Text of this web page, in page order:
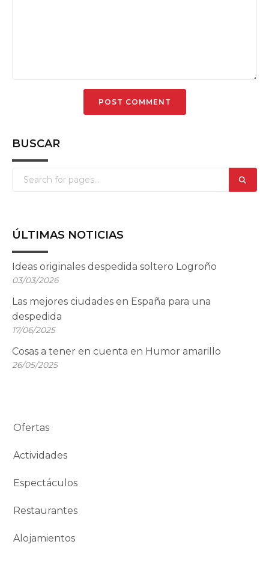
BUSCAR
ÚLTIMAS NOTICIAS
Ideas originales despedida soltero Logroño
03/03/2026
Las mejores ciudades en España para una
despedida
17/06/2025
Cosas a tener en cuenta en Humor amarillo
26/05/2025
Ofertas
Actividades
Espectáculos
Restaurantes
Alojamientos